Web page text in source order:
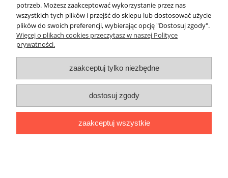
Pomoc
Na skróty
Formularz kontaktowy
potrzeb. Możesz zaakceptować wykorzystanie przez nas
wszystkich tych plików i przejść do sklepu lub dostosować użycie
plików do swoich preferencji, wybierając opcję "Dostosuj zgody".
Więcej o plikach cookies przeczytasz w naszej Polityce
prywatności.
zaakceptuj tylko niezbędne
dostosuj zgody
zaakceptuj wszystkie